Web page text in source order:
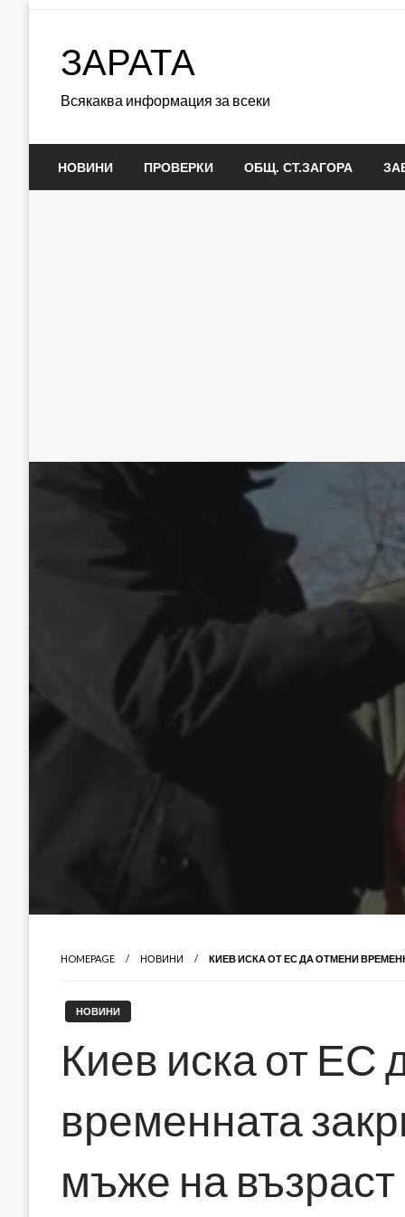
ЗАРАТА
Всякаква информация за всеки
НОВИНИ ПРОВЕРКИ ОБЩ. СТ.ЗАГОРА
HOMEPAGE НОВИНИ КИЕВ ИСКА ОТ ЕС ДА ОТМЕНИ
НОВИНИ
Киев иска от ЕС
временната
мъже на